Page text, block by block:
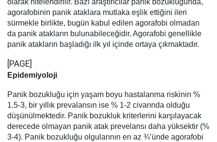
olarak nitelendirilir. Bazı araştırıcılar panik bozukluğunda,
agorafobinin panik ataklara mutlaka eşlik ettiğini ileri
sürmekle birlikte, bugün kabul edilen agorafobi olmadan
da panik atakların bulunabileceğidir. Agorafobi genellikle
panik atakların başladığı ilk yıl içinde ortaya çıkmaktadır.
[PAGE]
Epidemiyoloji
Panik bozukluğu için yaşam boyu hastalanma riskinin %
1.5-3, bir yıllık prevalansın ise % 1-2 civarında olduğu
düşünülmektedir. Panik bozukluk kriterlerini karşılayacak
derecede olmayan panik atak prevelansı daha yüksektir (%
3-4). Panik bozukluğu olgularının en az ¾’ünde agorafobi